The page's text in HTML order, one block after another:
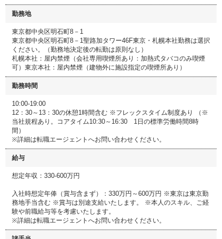
勤務地
東京都中央区明石町8－1
東京都中央区明石町8－1聖路加タワー46F東京・札幌本社勤務は選択
ください。（勤務地決定後の転勤は原則なし）
札幌本社：屋内禁煙（会社専用喫煙所あり：加熱式タバコのみ喫煙
可）東京本社：屋内禁煙（建物外に施設指定の喫煙所あり）
勤務時間
10:00-19:00
12：30～13：30の休憩1時間含む ※フレックスタイム制度あり （※
当社規程あり。コアタイム10:30～16:30 1日の標準労働時間8時
間）
※詳細は転職エージェントへお問い合わせください。
給与
想定年収：330-600万円
入社時想定年俸（賞与含まず）：330万円～600万円 ※東京は東京勤
務地手当含む ※賞与は別途支給いたします。 ※本人のスキル、ご経
験や前職給与等を考慮いたします。
※詳細は転職エージェントへお問い合わせください。